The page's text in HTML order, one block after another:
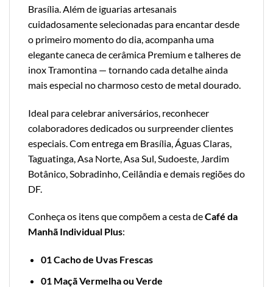
Brasília. Além de iguarias artesanais
cuidadosamente selecionadas para encantar desde
o primeiro momento do dia, acompanha uma
elegante caneca de cerâmica Premium e talheres de
inox Tramontina — tornando cada detalhe ainda
mais especial no charmoso cesto de metal dourado.
Ideal para celebrar aniversários, reconhecer
colaboradores dedicados ou surpreender clientes
especiais. Com entrega em Brasília, Águas Claras,
Taguatinga, Asa Norte, Asa Sul, Sudoeste, Jardim
Botânico, Sobradinho, Ceilândia e demais regiões do
DF.
Conheça os itens que compõem a cesta deCafé da
Manhã Individual Plus:
01 Cacho de Uvas Frescas
01 Maçã Vermelha ou Verde